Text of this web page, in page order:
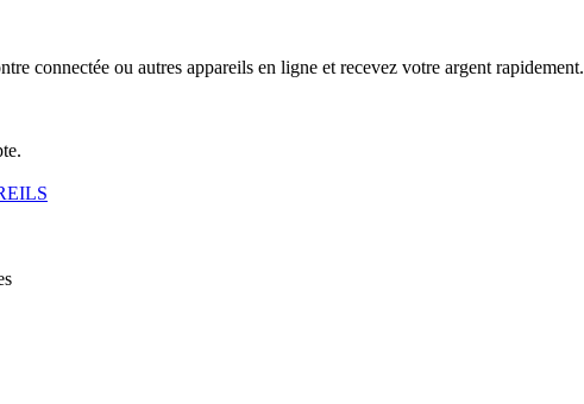
connectée ou autres appareils en ligne et recevez votre argent rapidement.